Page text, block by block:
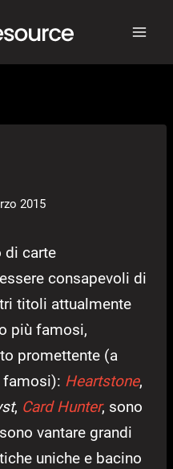
2015
di carte
consapevoli di
titoli attualmente
più famosi,
promettente (a
famosi): Heartstone,
, Card Hunter, sono
vantare grandi
uniche e bacino